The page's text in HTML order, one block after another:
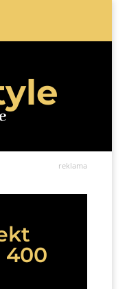
reklama
400